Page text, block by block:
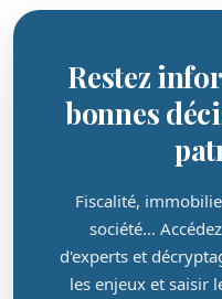
Restez
bonnes
Fiscalité,
société…
d'experts et
les enjeux et saisir